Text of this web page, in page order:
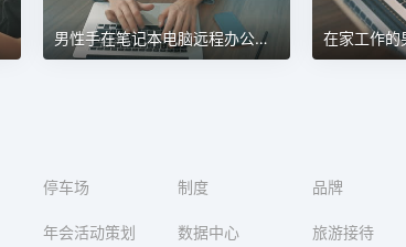
男性手在笔记本电脑远程办公上打字
停车场 制度 品牌
年会活动策划 数据中心 旅游接待